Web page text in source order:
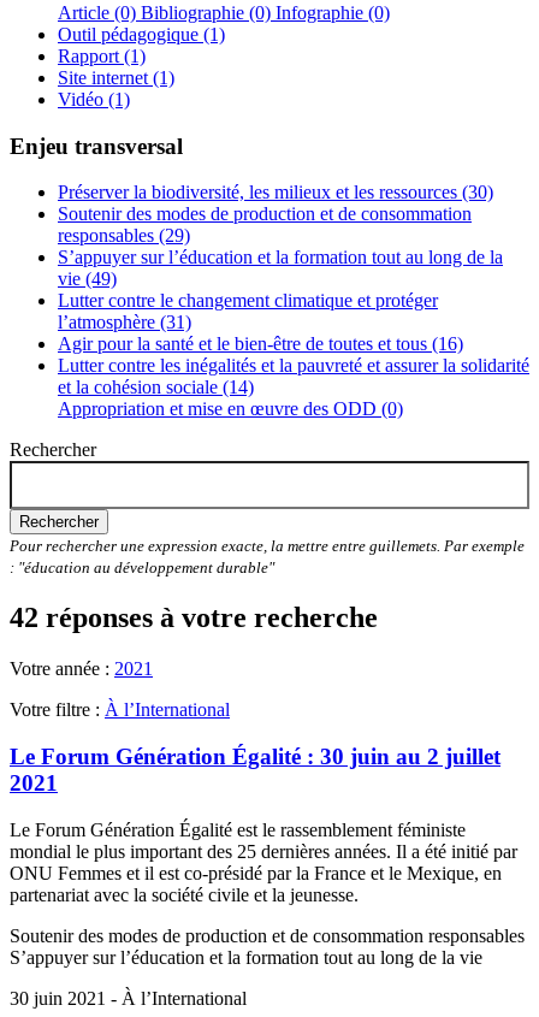
Article (0) Bibliographie (0) Infographie (0)
Outil pédagogique (1)
Rapport (1)
Site internet (1)
Vidéo (1)
Enjeu transversal
Préserver la biodiversité, les milieux et les ressources (30)
Soutenir des modes de production et de consommation
responsables (29)
S’appuyer sur l’éducation et la formation tout au long de la
vie (49)
Lutter contre le changement climatique et protéger
l’atmosphère (31)
Agir pour la santé et le bien-être de toutes et tous (16)
Lutter contre les inégalités et la pauvreté et assurer la solidarité
et la cohésion sociale (14)
Appropriation et mise en œuvre des ODD (0)
Rechercher
Rechercher
Pour rechercher une expression exacte, la mettre entre guillemets. Par exemple
: "éducation au développement durable"
42 réponses à votre recherche
Votre année : 2021
Votre filtre : À l’International
Le Forum Génération Égalité : 30 juin au 2 juillet
2021
Le Forum Génération Égalité est le rassemblement féministe
mondial le plus important des 25 dernières années. Il a été initié par
ONU Femmes et il est co-présidé par la France et le Mexique, en
partenariat avec la société civile et la jeunesse.
Soutenir des modes de production et de consommation responsables
S’appuyer sur l’éducation et la formation tout au long de la vie
30 juin 2021 - À l’International